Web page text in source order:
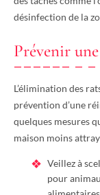
désinfection de la
Prévenir
L’élimination des
prévention d’une
quelques mesures
maison moins
Veillez à
pour